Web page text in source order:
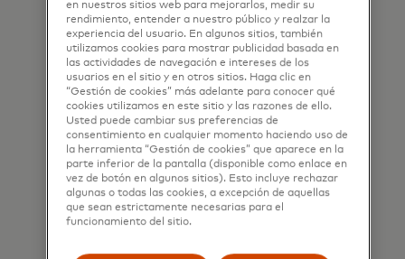
en nuestros sitios web para mejorarlos, medir su
rendimiento, entender a nuestro público y realzar la
experiencia del usuario. En algunos sitios, también
utilizamos cookies para mostrar publicidad basada en
las actividades de navegación e intereses de los
usuarios en el sitio y en otros sitios. Haga clic en
“Gestión de cookies” más adelante para conocer qué
cookies utilizamos en este sitio y las razones de ello.
Usted puede cambiar sus preferencias de
consentimiento en cualquier momento haciendo uso de
la herramienta “Gestión de cookies” que aparece en la
parte inferior de la pantalla (disponible como enlace en
vez de botón en algunos sitios). Esto incluye rechazar
algunas o todas las cookies, a excepción de aquellas
que sean estrictamente necesarias para el
funcionamiento del sitio.